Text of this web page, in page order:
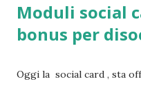
Moduli social
bonus per
Oggi la social card , sta